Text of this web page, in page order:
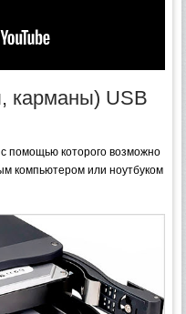
карманы) USB
помощью которого возможно
компьютером или ноутбуком